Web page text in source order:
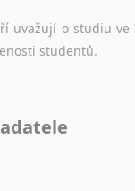
uvažují o studiu ve
studentů.
nekomerčního